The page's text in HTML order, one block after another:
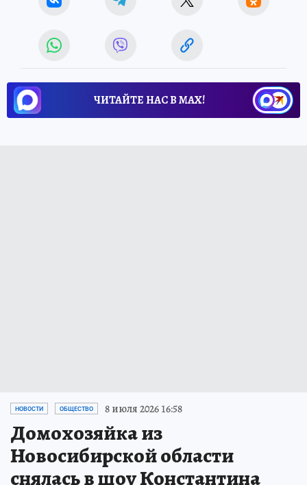
ЧИТАЙТЕ НАС В МАХ!
НОВОСТИ ОБЩЕСТВО 8 июля 2026 16:58
Домохозяйка из
Новосибирской области
снялась в шоу Константина